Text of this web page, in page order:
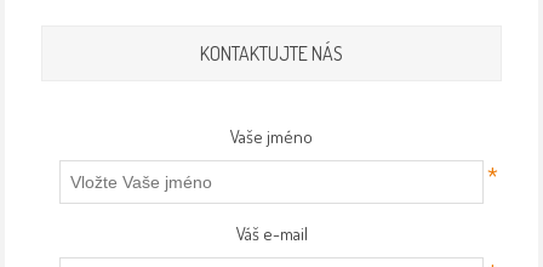
KONTAKTUJTE NÁS
Vaše jméno
*
Váš e-mail